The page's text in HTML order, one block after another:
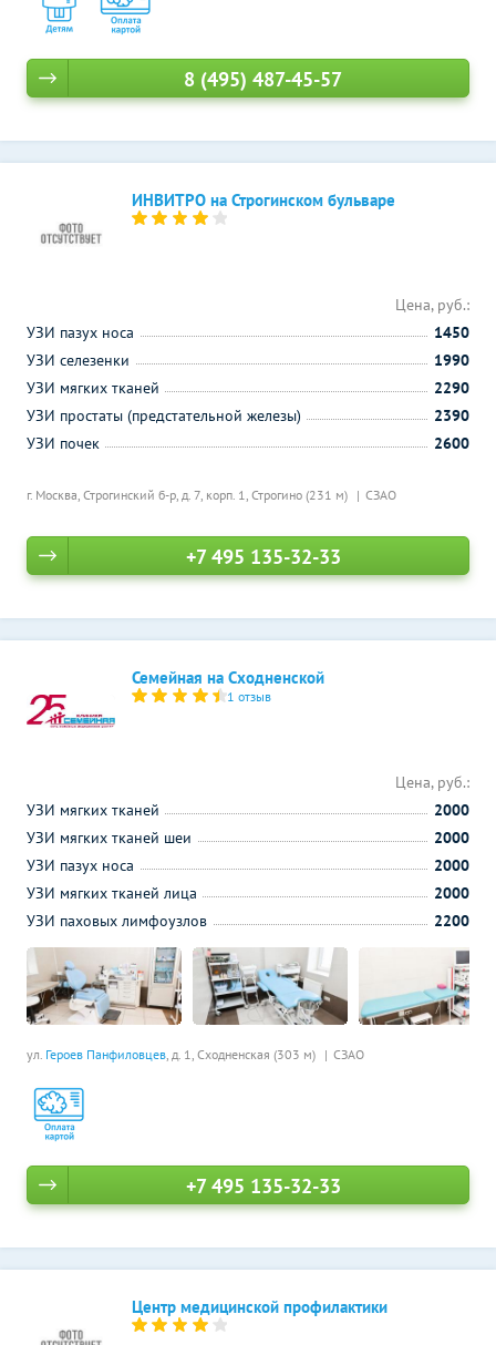
8 (495) 487-45-57
ИНВИТРО на Строгинском бульваре
г. Москва, Строгинский б-р, д. 7, корп. 1, Строгино (231 м) СЗАО
Цена, руб.:
УЗИ пазух носа
1450
УЗИ селезенки
1990
УЗИ мягких тканей
2290
УЗИ простаты (предстательной железы)
2390
УЗИ почек
2600
+7 495 135-32-33
Семейная на Сходненской
1 отзыв
ул. Героев Панфиловцев, д. 1, Сходненская (303 м) СЗАО
Цена, руб.:
УЗИ мягких тканей
2000
УЗИ мягких тканей шеи
2000
УЗИ пазух носа
2000
УЗИ мягких тканей лица
2000
УЗИ паховых лимфоузлов
2200
+7 495 135-32-33
Центр медицинской профилактики